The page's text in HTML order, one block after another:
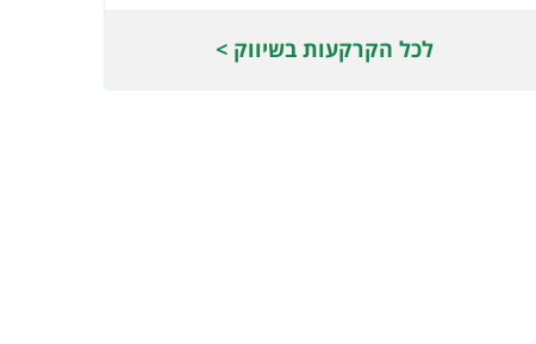
לכל הקרקעות בשיווק >